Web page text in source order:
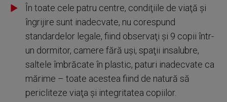
În toate cele patru centre, condiţiile de viaţă şi
îngrijire sunt inadecvate, nu corespund
standardelor legale, fiind observaţi şi 9 copii într-
un dormitor, camere fără uşi, spaţii insalubre,
saltele îmbrăcate în plastic, paturi inadecvate ca
mărime – toate acestea fiind de natură să
pericliteze viaţa şi integritatea copiilor.